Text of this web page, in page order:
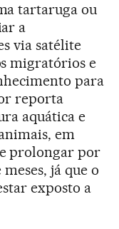
tartaruga ou
a
via satélite
migratórios e
para
reporta
aquática e
em
prolongar por
já que o
exposto a